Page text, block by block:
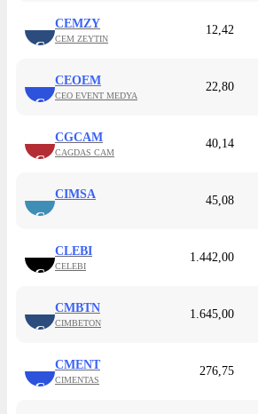
C
CEMZY
CEM ZEYTIN
12,42
C
CEOEM
CEO EVENT MEDYA
22,80
C
CGCAM
CAGDAS CAM
40,14
C
CIMSA 45,08
C
CLEBI
CELEBI
1.442,00
C
CMBTN
CIMBETON
1.645,00
C
CMENT
CIMENTAS
276,75